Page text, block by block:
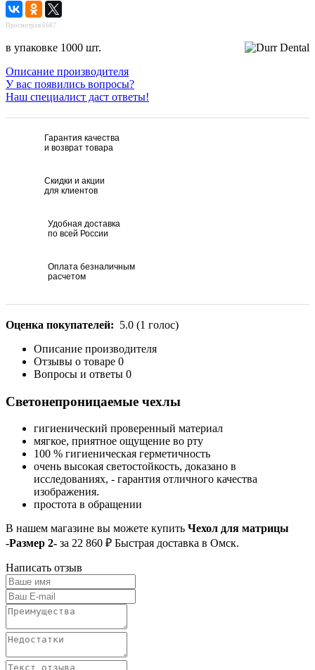
Просмотров 6667
в упаковке 1000 шт.
Описание производителя
У вас появились вопросы?
Наш специалист даст ответы!
Гарантия качества
и возврат товара
Скидки и акции
для клиентов
Удобная доставка
по всей России
Оплата безналичным
расчетом
Оценка покупателей: 5.0 (1 голос)
Описание производителя
Отзывы о товаре 0
Вопросы и ответы 0
Светонепроницаемые чехлы
гигиенический проверенный материал
мягкое, приятное ощущение во рту
100 % гигиеническая герметичность
очень высокая светостойкость, доказано в
исследованиях, - гарантия отличного качества
изображения.
простота в обращении
В нашем магазине вы можете купить Чехол для матрицы
-Размер 2- за 22 860 ₽ Быстрая доставка в Омск.
Написать отзыв